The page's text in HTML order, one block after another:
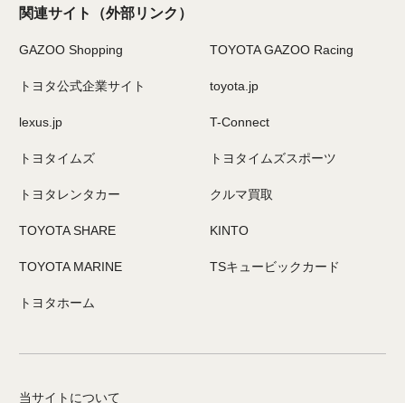
関連サイト （外部リンク）
GAZOO Shopping TOYOTA GAZOO Racing
トヨタ公式企業サイト toyota.jp
lexus.jp T-Connect
トヨタイムズ トヨタイムズスポーツ
トヨタレンタカー クルマ買取
TOYOTA SHARE KINTO
TOYOTA MARINE TSキュービックカード
トヨタホーム
当サイトについて